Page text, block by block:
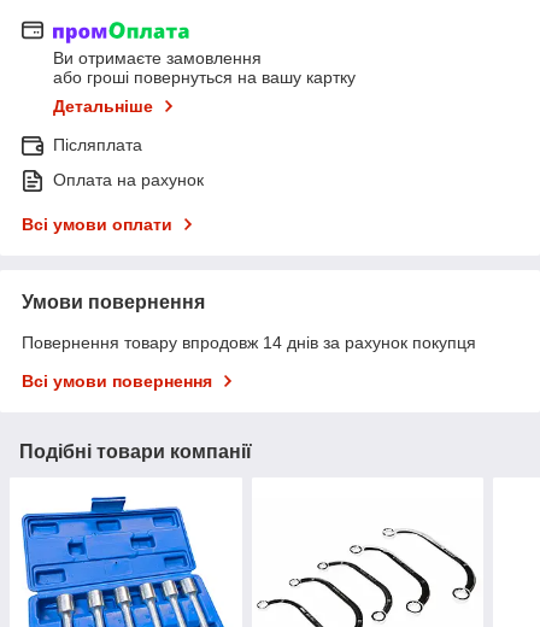
Ви отримаєте замовлення
або гроші повернуться на вашу картку
Детальніше
Післяплата
Оплата на рахунок
Всі умови оплати
Умови повернення
Повернення товару впродовж 14 днів за рахунок покупця
Всі умови повернення
Подібні товари компанії